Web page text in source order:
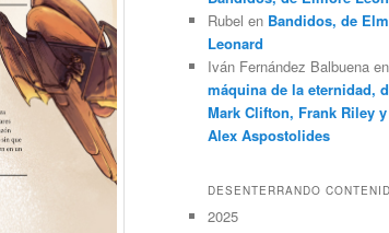
Rubel en Bandidos, de
Leonard
Iván Fernández Balbuena en
máquina de la eternidad,
Mark Clifton, Frank Riley y
Alex Aspostolides
DESENTERRANDO
2025